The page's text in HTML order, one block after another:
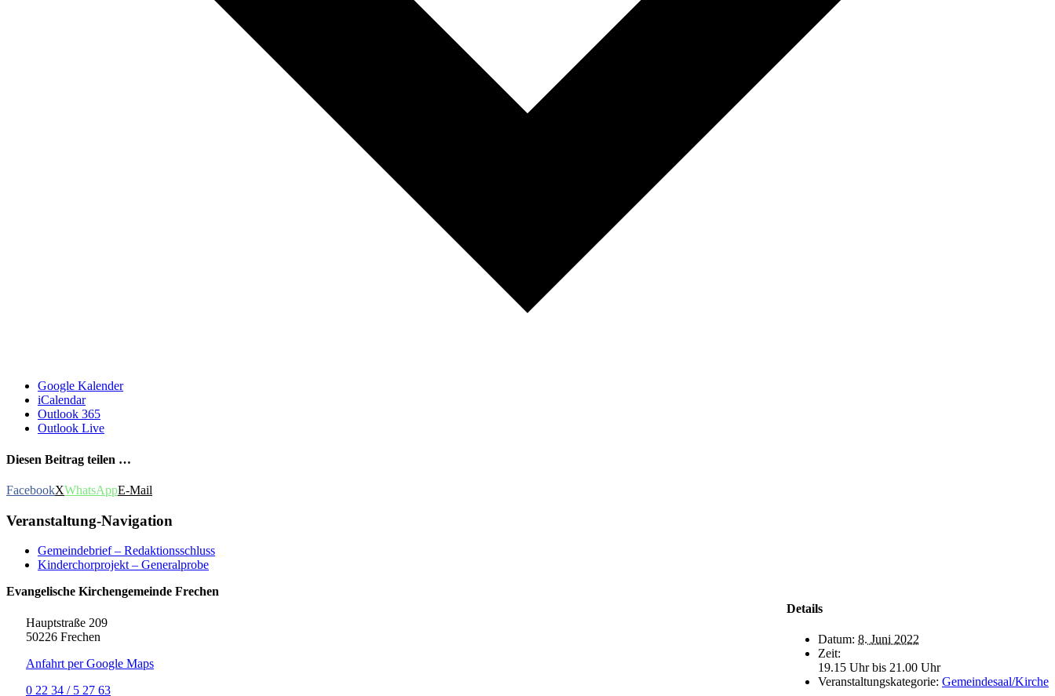
Google Kalender
iCalendar
Outlook 365
Outlook Live
Diesen Beitrag teilen …
FacebookXWhatsAppE-Mail
Veranstaltung-Navigation
Gemeindebrief – Redaktionsschluss
Kinderchorprojekt – Generalprobe
Details
Datum: 8. Juni 2022
Zeit:
19.15 Uhr bis 21.00 Uhr
Veranstaltungskategorie: Gemeindesaal/Kirche
Evangelische Kirchengemeinde Frechen
Hauptstraße 209
50226 Frechen
Anfahrt per Google Maps
0 22 34 / 5 27 63